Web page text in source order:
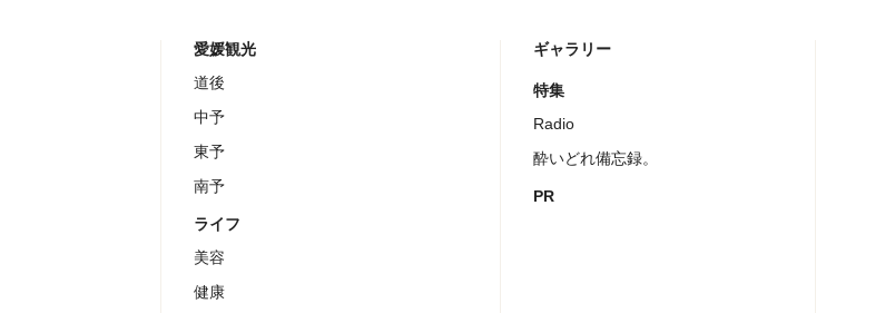
愛媛観光
道後
中予
東予
南予
ライフ
美容
健康
ギャラリー
特集
Radio
酔いどれ備忘録。
PR